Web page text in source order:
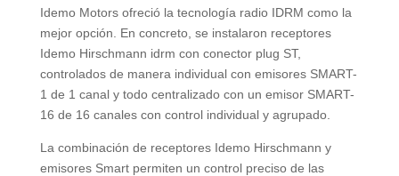
Idemo Motors ofreció la tecnología radio IDRM como la
mejor opción
En concreto, se instalaron receptores
Idemo Hirschmann idrm con conector plug ST,
controlados de manera individual con emisores SMART-
1 de 1 canal y todo centralizado con un emisor SMART-
16 de 16 canales con control individual y agrupado.
La combinación de receptores Idemo Hirschmann y
emisores Smart permiten un control preciso de las